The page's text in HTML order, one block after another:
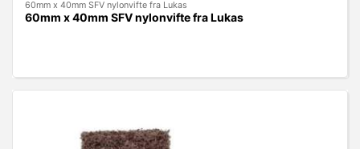
60mm x 40mm SFV nylonvifte fra Lukas
60mm x 40mm SFV nylonvifte fra Lukas